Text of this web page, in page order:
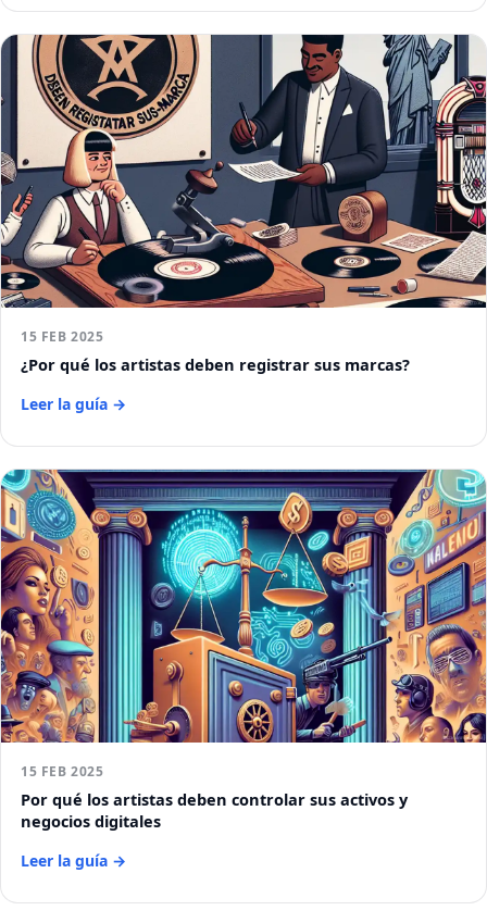
15 FEB 2025
¿Por qué los artistas deben registrar sus marcas?
Leer la guía →
15 FEB 2025
Por qué los artistas deben controlar sus activos y
negocios digitales
Leer la guía →